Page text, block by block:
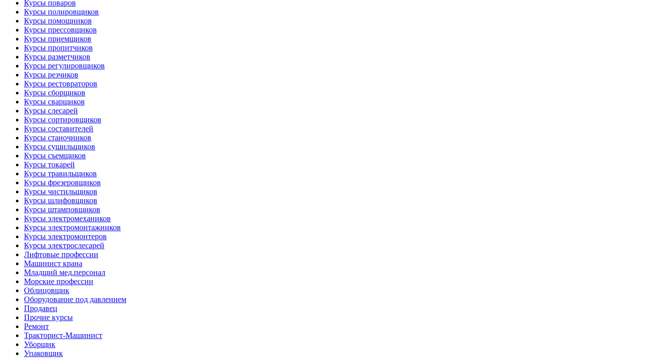
Курсы поваров
Курсы полировщиков
Курсы помощников
Курсы прессовщиков
Курсы приемщиков
Курсы пропитчиков
Курсы разметчиков
Курсы регулировщиков
Курсы резчиков
Курсы рестовраторов
Курсы сборщиков
Курсы сварщиков
Курсы слесарей
Курсы сортировщиков
Курсы составителей
Курсы станочников
Курсы сушильщиков
Курсы съемщиков
Курсы токарей
Курсы травильщиков
Курсы фрезеровщиков
Курсы чистильщиков
Курсы шлифовщиков
Курсы штамповщиков
Курсы электромехаников
Курсы электромонтажников
Курсы электромонтеров
Курсы электрослесарей
Лифтовые профессии
Машинист крана
Младщий мед.персонал
Морские профессии
Облицовщик
Оборудование под давлением
Продавец
Прочие курсы
Ремонт
Тракторист-Машинист
Уборщик
Упаковщик